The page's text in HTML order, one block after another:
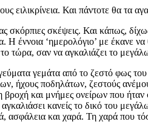
ειλικρίνεια. Και πάντοτε θα τα
σκόρπιες σκέψεις. Και κάπως,
Η έννοια ‘ημερολόγιο’ με
τώρα, σαν να αγκαλιάζει το
γεμάτα από το ζεστό φως
ήχους ποδηλάτων, ζεστούς
και μνήμες ονείρων που
κανείς το δικό του
ασφάλεια και χαρά. Τη χαρά που